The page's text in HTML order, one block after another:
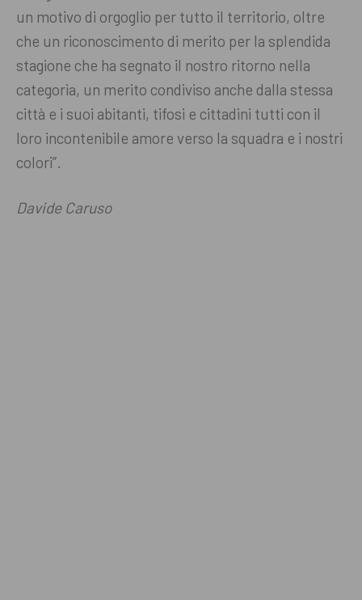
un motivo di orgoglio per tutto il territorio, oltre
che un riconoscimento di merito per la splendida
stagione che ha segnato il nostro ritorno nella
categoria, un merito condiviso anche dalla stessa
città e i suoi abitanti, tifosi e cittadini tutti con il
loro incontenibile amore verso la squadra e i nostri
colori”.
Davide Caruso